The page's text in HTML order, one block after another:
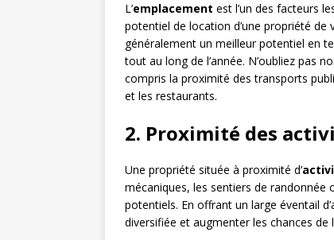
L’emplacement est l’un des facteurs
potentiel de location d’une propriété
généralement un meilleur potentiel en
tout au long de l’année. N’oubliez pas
compris la proximité des transports
et les restaurants.
2. Proximité des
Une propriété située à proximité d’
mécaniques, les sentiers de randonnée
potentiels. En offrant un large éventail
diversifiée et augmenter les chances de